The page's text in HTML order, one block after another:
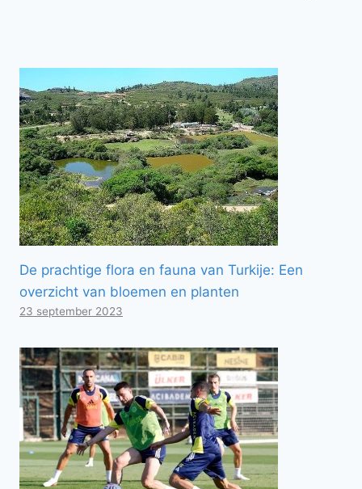
De prachtige flora en fauna van Turkije: Een
overzicht van bloemen en planten
23 september 2023